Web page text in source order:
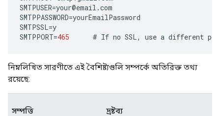
SMTPUSER=your@email .com
SMTPPASSWORD=yourEmailPassword
SMTPSSL=y
SMTPPORT=465 # If no SSL, use a different
নিম্নলিখিত সারণীতে এই বৈশিষ্ট্যগুলি সম্পর্কে অতিরিক্ত তথ্য
রয়েছে:
সম্পত্তি দ্রষ্টব্য